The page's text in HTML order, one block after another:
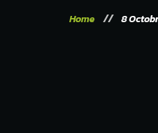
Home 8